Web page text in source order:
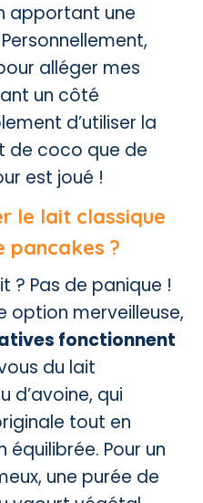
apportant une
alléger mes
un côté
d’utiliser la
de coco que de
est joué !
le lait classique
pancakes ?
? Pas de panique !
option merveilleuse,
fonctionnent
du lait
d’avoine, qui
tout en
Pour un
une purée de